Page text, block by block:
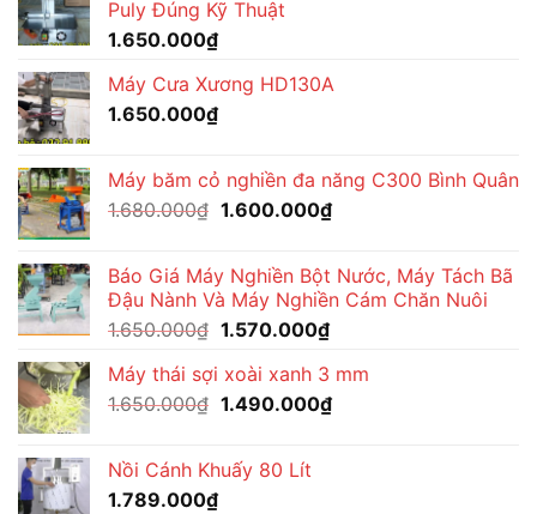
Puly Đúng Kỹ Thuật
1.650.000₫
Máy Cưa Xương HD130A
1.650.000₫
Máy băm cỏ nghiền đa năng C300 Bình Quân
1.680.000₫ Giá
1.680.000₫.
1.600.000₫Giá
là:
1.600.000₫.
Báo Giá Máy Nghiền Bột Nước, Máy Tách Bã
Đậu Nành Và Máy Nghiền Cám Chăn Nuôi
1.650.000₫ Giá
là:
1.650.000₫.
1.570.000₫Giá
tại
là:
Máy thái sợi xoài xanh 3 mm
1.650.000₫ Giá
1.650.000₫.
1.490.000₫Giá
Nồi Cánh Khuấy 80 Lít
1.789.000₫